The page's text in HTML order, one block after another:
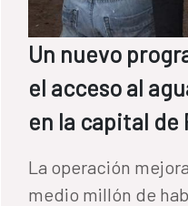
Un nuevo
el acceso al
en la capital de
La operación
medio millón de habitantes de la cuenca del